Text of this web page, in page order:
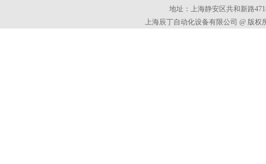
地址：上海静安区共和新路
上海辰丁自动化设备有限公司 @ 版权